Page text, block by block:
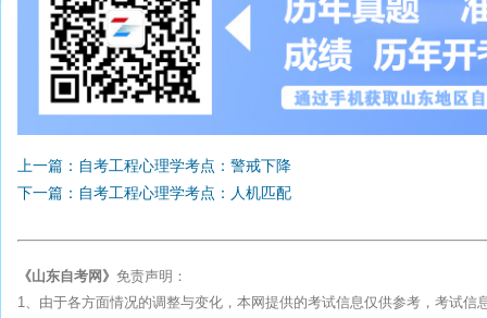
上一篇：自考工程心理学考点：警戒下降
下一篇：自考工程心理学考点：人机匹配
《山东自考网》 免责声明：
1、由于各方面情况的调整与变化，本网提供的考试信息仅供参考，考试信